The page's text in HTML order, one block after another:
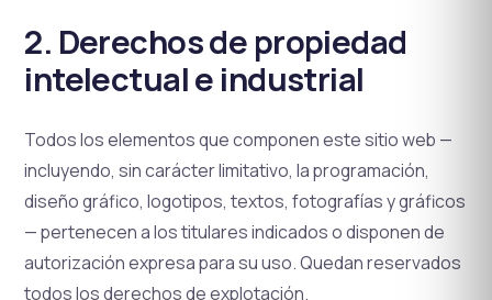
2. Derechos de propiedad
intelectual e industrial
Todos los elementos que componen este sitio web —
incluyendo, sin carácter limitativo, la programación,
diseño gráfico, logotipos, textos, fotografías y gráficos
— pertenecen a los titulares indicados o disponen de
autorización expresa para su uso. Quedan reservados
todos los derechos de explotación.